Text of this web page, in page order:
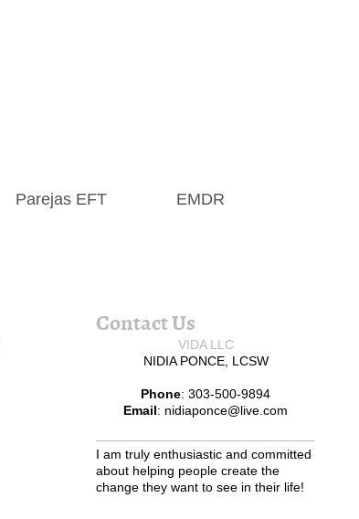
Parejas EFT EMDR
Contact Us
VIDA LLC
NIDIA PONCE, LCSW
Phone: 303-500-9894
Email: nidiaponce@live.com
I am truly enthusiastic and committed
about helping people create the
change they want to see in their life!